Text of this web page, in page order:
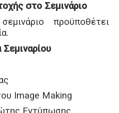
στο Σεμινάριο
προϋποθέτει
Image Making